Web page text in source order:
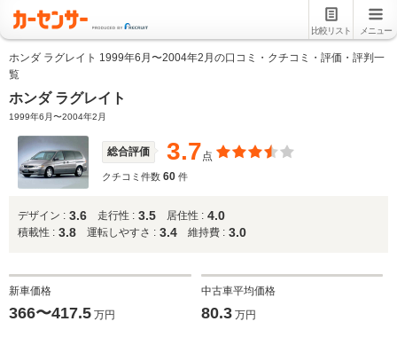
比較リスト メニュー
ホンダ ラグレイト 1999年6月〜2004年2月の口コミ・クチコミ・評価・評判一
覧
ホンダ ラグレイト
1999年6月〜2004年2月
総合評価 3.7点
クチコミ件数 60 件
デザイン : 3.6 走行性 : 3.5 居住性 : 4.0
積載性 : 3.8 運転しやすさ : 3.4 維持費 : 3.0
新車価格
366〜417.5 万円
中古車平均価格
80.3万円